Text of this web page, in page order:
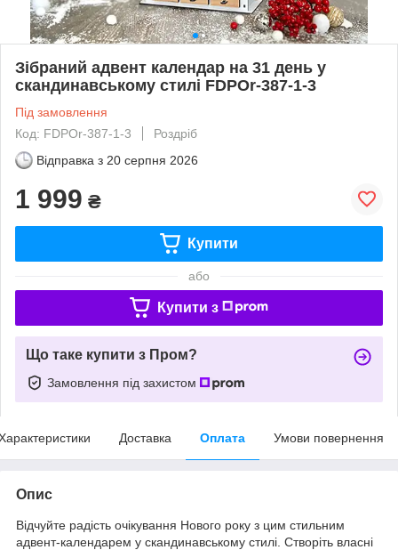
Зібраний адвент календар на 31 день у
скандинавському стилі FDPOr-387-1-3
Під замовлення
Код: FDPOr-387-1-3
Роздріб
Відправка з 20 серпня 2026
1 999 ₴
Купити
або
Купити з
Що таке купити з Пром?
Замовлення під захистом
Доставка Оплата Умови повернення
Опис
Відчуйте радість очікування Нового року з цим стильним
адвент-календарем у скандинавському стилі. Створіть власні